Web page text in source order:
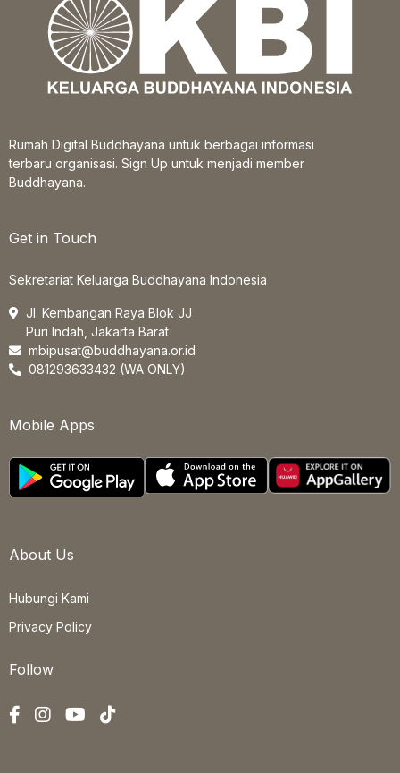
Rumah Digital Buddhayana untuk berbagai informasi
terbaru organisasi. Sign Up untuk menjadi member
Buddhayana.
Get in Touch
Sekretariat Keluarga Buddhayana Indonesia
Jl. Kembangan Raya Blok JJ
Puri Indah, Jakarta Barat
mbipusat@buddhayana.or.id
081293633432 (WA ONLY)
Mobile Apps
About Us
Hubungi Kami
Privacy Policy
Follow